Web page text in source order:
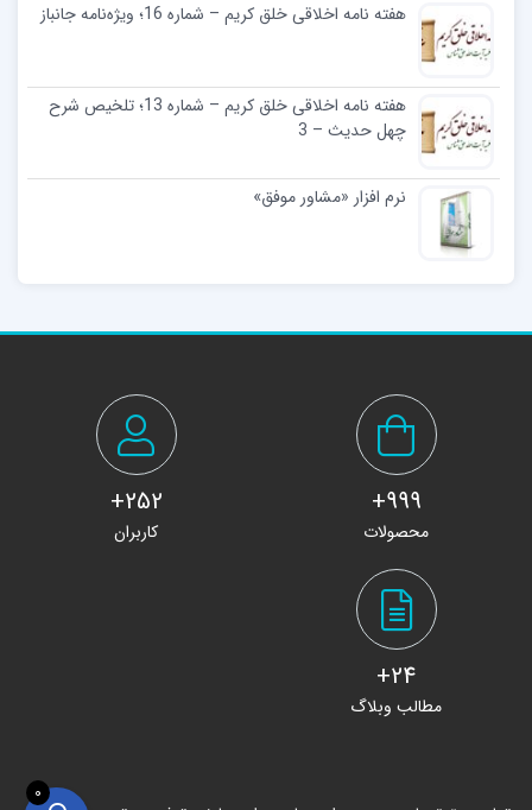
هفته نامه اخلاقی خلق کریم – شماره 16؛ ویژه‌نامه جانباز
هفته نامه اخلاقی خلق کریم – شماره 13؛ تلخیص شرح
چهل حدیث – 3
نرم افزار «مشاور موفق»
999+
محصولات
252+
کاربران
24+
مطالب وبلاگ
0